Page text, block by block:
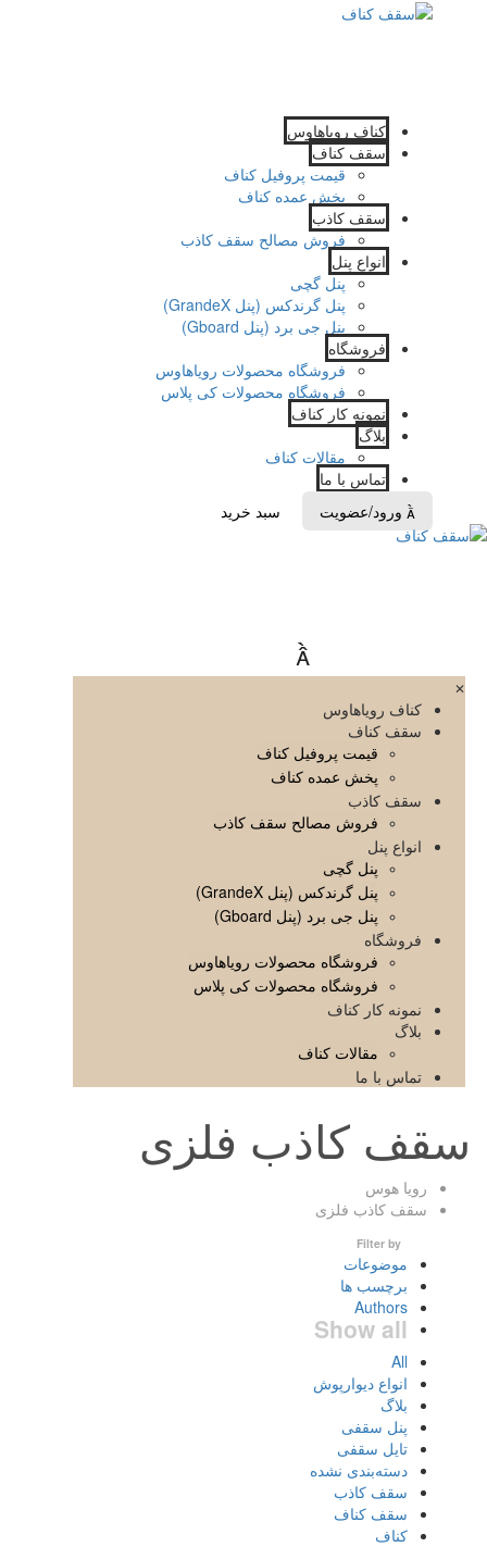
کناف رویاهاوس
سقف کناف
قیمت پروفیل کناف
پخش عمده کناف
سقف کاذب
فروش مصالح سقف کاذب
انواع پنل
پنل گچی
پنل گرندکس (پنل GrandeX)
پنل جی برد (پنل Gboard)
فروشگاه
فروشگاه محصولات رویاهاوس
فروشگاه محصولات کی پلاس
نمونه کار کناف
بلاگ
مقالات کناف
تماس با ما
 ورود/عضویت سبد خرید

✕
کناف رویاهاوس
سقف کناف
قیمت پروفیل کناف
پخش عمده کناف
سقف کاذب
فروش مصالح سقف کاذب
انواع پنل
پنل گچی
پنل گرندکس (پنل GrandeX)
پنل جی برد (پنل Gboard)
فروشگاه
فروشگاه محصولات رویاهاوس
فروشگاه محصولات کی پلاس
نمونه کار کناف
بلاگ
مقالات کناف
تماس با ما
سقف کاذب فلزی
رویا هوس
سقف کاذب فلزی
Filter by
موضوعات
برچسب ها
Authors
Show all
All
انواع دیوارپوش
بلاگ
پنل سقفی
تایل سقفی
دسته‌بندی نشده
سقف کاذب
سقف کناف
کناف